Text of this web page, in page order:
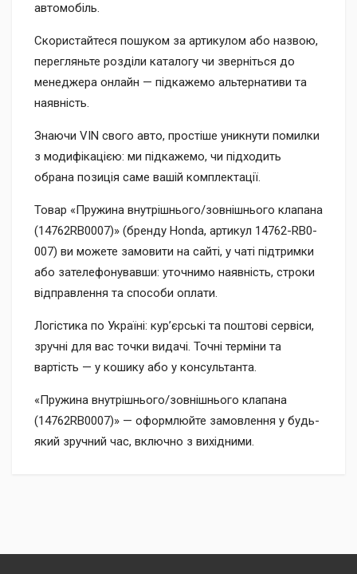
автомобіль.
Скористайтеся пошуком за артикулом або назвою,
перегляньте розділи каталогу чи зверніться до
менеджера онлайн — підкажемо альтернативи та
наявність.
Знаючи VIN свого авто, простіше уникнути помилки
з модифікацією: ми підкажемо, чи підходить
обрана позиція саме вашій комплектації.
Товар «Пружина внутрішнього/зовнішнього клапана
(14762RB0007)» (бренду Honda, артикул 14762-RB0-
007) ви можете замовити на сайті, у чаті підтримки
або зателефонувавши: уточнимо наявність, строки
відправлення та способи оплати.
Логістика по Україні: кур’єрські та поштові сервіси,
зручні для вас точки видачі. Точні терміни та
вартість — у кошику або у консультанта.
«Пружина внутрішнього/зовнішнього клапана
(14762RB0007)» — оформлюйте замовлення у будь-
який зручний час, включно з вихідними.